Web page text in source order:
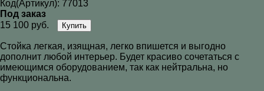
Код(Артикул): 77013
Под заказ
15 100 руб.
Купить
Стойка легкая, изящная, легко впишется и выгодно
дополнит любой интерьер. Будет красиво сочетаться с
имеющимся оборудованием, так как нейтральна, но
функциональна.